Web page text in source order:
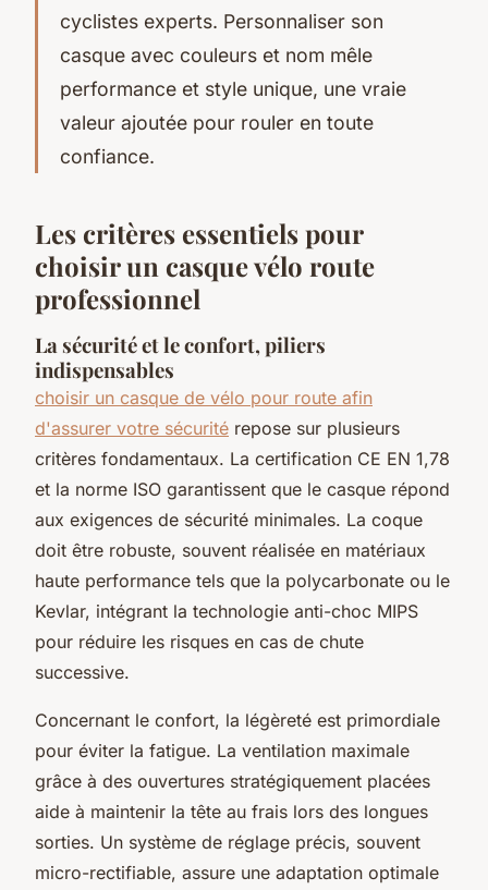
cyclistes experts. Personnaliser son
casque avec couleurs et nom mêle
performance et style unique, une vraie
valeur ajoutée pour rouler en toute
confiance.
Les critères essentiels pour
choisir un casque vélo route
professionnel
La sécurité et le confort, piliers
indispensables
choisir un casque de vélo pour route afin
d'assurer votre sécurité repose sur plusieurs
critères fondamentaux. La certification CE EN 1,78
et la norme ISO garantissent que le casque répond
aux exigences de sécurité minimales. La coque
doit être robuste, souvent réalisée en matériaux
haute performance tels que la polycarbonate ou le
Kevlar, intégrant la technologie anti-choc MIPS
pour réduire les risques en cas de chute
successive.
Concernant le confort, la légèreté est primordiale
pour éviter la fatigue. La ventilation maximale
grâce à des ouvertures stratégiquement placées
aide à maintenir la tête au frais lors des longues
sorties. Un système de réglage précis, souvent
micro-rectifiable, assure une adaptation optimale